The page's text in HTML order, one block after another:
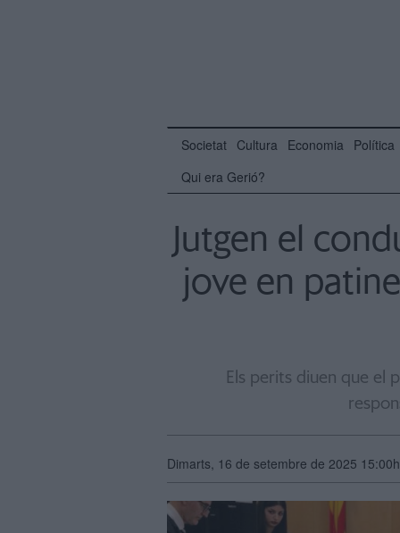
Societat Cultura Economia Política
Qui era Gerió?
Jutgen el
jove en
Els perits diuen que el
Dimarts, 16 de setembre de 2025 15:00h